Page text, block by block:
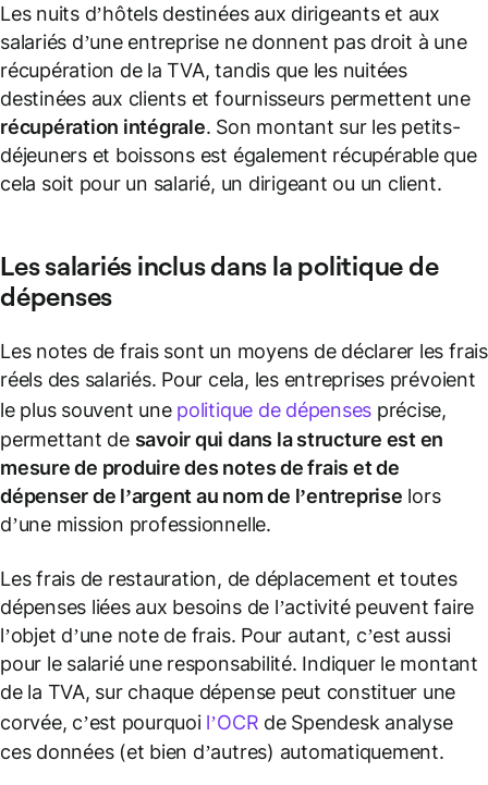
Les nuits d’hôtels destinées aux dirigeants et aux
salariés d’une entreprise ne donnent pas droit à une
récupération de la TVA, tandis que les nuitées
destinées aux clients et fournisseurs permettent une
récupération intégrale. Son montant sur les petits-
déjeuners et boissons est également récupérable que
cela soit pour un salarié, un dirigeant ou un client.
Les salariés inclus dans la politique de
dépenses
Les notes de frais sont un moyens de déclarer les frais
réels des salariés. Pour cela, les entreprises prévoient
le plus souvent une politique de dépenses précise,
permettant de savoir qui dans la structure est en
mesure de produire des notes de frais et de
dépenser de l’argent au nom de l’entreprise lors
d’une mission professionnelle.
Les frais de restauration, de déplacement et toutes
dépenses liées aux besoins de l’activité peuvent faire
l’objet d’une note de frais. Pour autant, c’est aussi
pour le salarié une responsabilité. Indiquer le montant
de la TVA, sur chaque dépense peut constituer une
corvée, c’est pourquoi l’OCR de Spendesk analyse
ces données (et bien d’autres) automatiquement.